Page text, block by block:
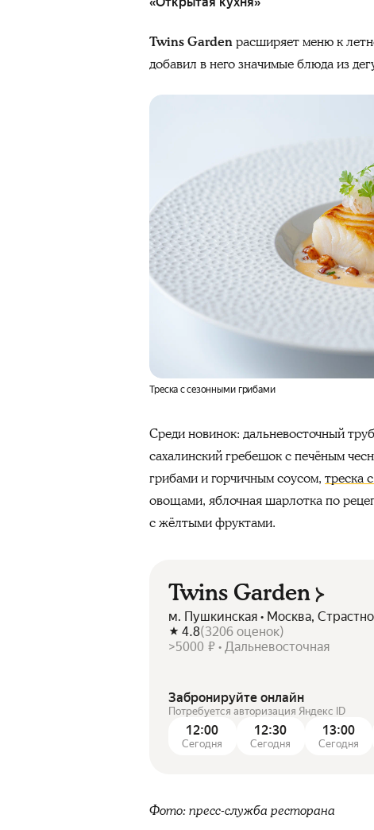
Twins Gardenрасширяет меню к
добавил в него значимые блюда из
Треска с сезонными грибами
Среди новинок: дальневосточный
сахалинский гребешок с печёным
грибами и горчичным соусом, треска
овощами, яблочная шарлотка по
с жёлтыми фруктами.
Twins Garden
м. Пушкинская • Москва,
4.8(3206 оценок)
>5000 ₽ • Дальневосточная
Забронируйте онлайн
Потребуется авторизация Яндекс ID
12:00
Сегодня
12:30
Сегодня
13:00
Сегодня
Фото: пресс-служба ресторана